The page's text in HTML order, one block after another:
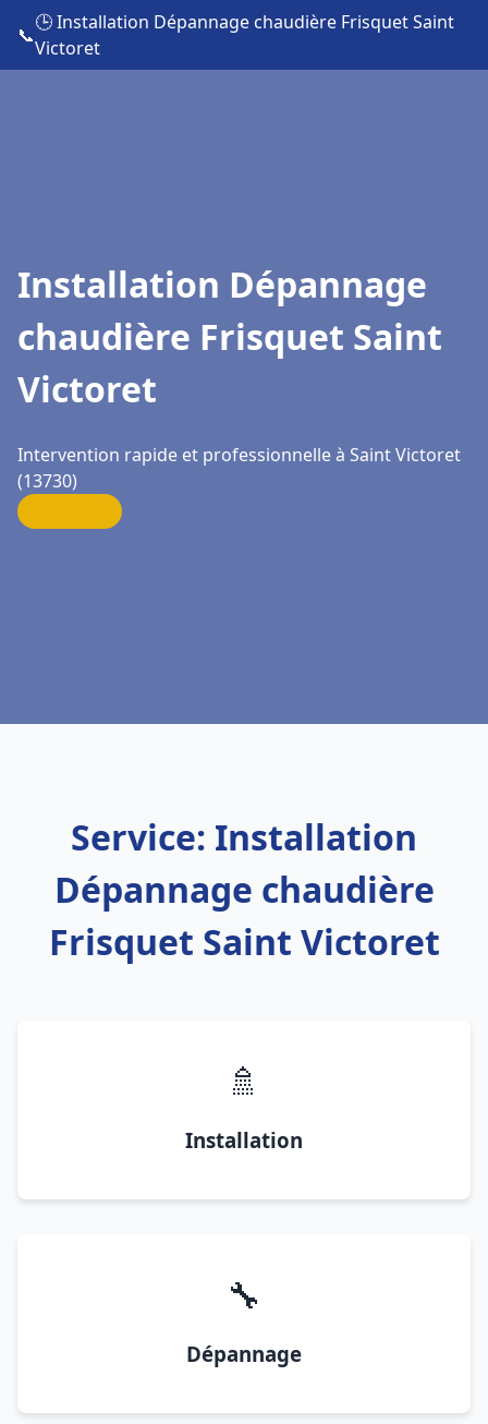
📞
🕒 Installation Dépannage chaudière Frisquet Saint
Victoret
Installation Dépannage
chaudière Frisquet Saint
Victoret
Intervention rapide et professionnelle à Saint Victoret
(13730)
Service: Installation
Dépannage chaudière
Frisquet Saint Victoret
🚿
Installation
🔧
Dépannage